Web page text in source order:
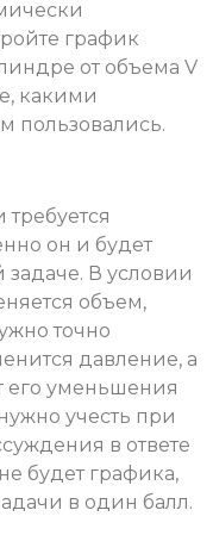
график
от объема V
какими
пользовались.
он и будет
В условии
объем,
точно
давление, а
его уменьшения
учесть при
в ответе
будет графика,
в один балл.